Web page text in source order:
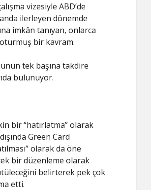
vizesiyle ABD’de
ilerleyen dönemde
imkân tanıyan, onlarca
bir kavram.
tek başına takdire
bulunuyor.
bir “hatırlatma” olarak
Green Card
olarak da öne
bir düzenleme olarak
belirterek pek çok
etti.